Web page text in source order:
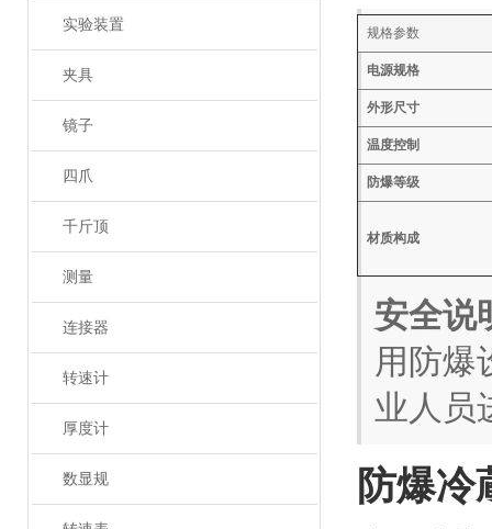
实验装置
夹具
镜子
四爪
千斤顶
测量
连接器
转速计
厚度计
数显规
规格参数
电源规格
外形尺寸
温度控制
防爆等级
材质构成
安全说
用防爆
业人员
防爆冷